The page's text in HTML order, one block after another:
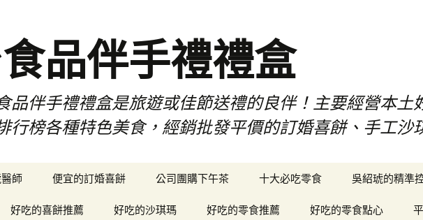
品伴手禮禮盒
品伴手禮禮盒是旅遊或佳節送禮的良伴！主要經營本土
行榜各種特色美食，經銷批發平價的訂婚喜餅、手工沙
師 便宜的訂婚喜餅 公司團購下午茶 十大必吃零食 吳紹琥的精準
好吃的喜餅推薦 好吃的沙琪瑪 好吃的零食推薦 好吃的零食點心